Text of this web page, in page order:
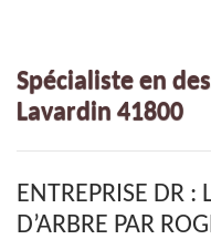
Spécialiste en
Lavardin 41800
ENTREPRISE DR :
D’ARBRE PAR